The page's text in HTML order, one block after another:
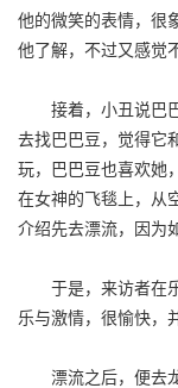
他的微笑的表情，很
他了解，不过又感觉
接着，小丑说巴巴
去找巴巴豆，觉得它
玩，巴巴豆也喜欢她
在女神的飞毯上，从
介绍先去漂流，因为
于是，来访者在乐
乐与激情，很愉快，
漂流之后，便去龙